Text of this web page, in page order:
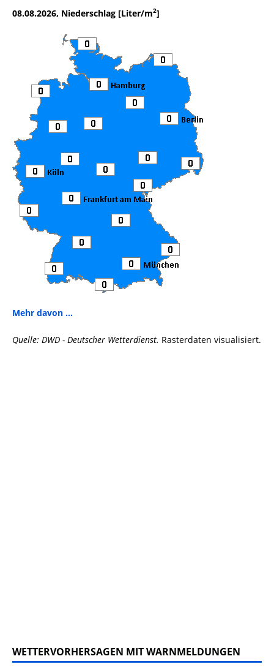
08.08.2026, Niederschlag [Liter/m2]
Mehr davon ...
Quelle: DWD - Deutscher Wetterdienst. Rasterdaten visualisiert.
WETTERVORHERSAGEN MIT WARNMELDUNGEN